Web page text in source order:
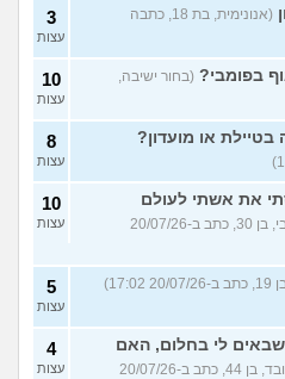
(אנונימית, בת 18, כתבה
3
עצות
בפומבי? (בחור ישיבה,
10
עצות
או מועדון? 8
עצות
את אשתי לעולם
(אבי, בן 30, כתב ב-20/07/26
10
עצות
5
עצות
שבאים לי בחלום, האם
(אב עובד, בן 44, כתב ב-20/07/26
4
עצות